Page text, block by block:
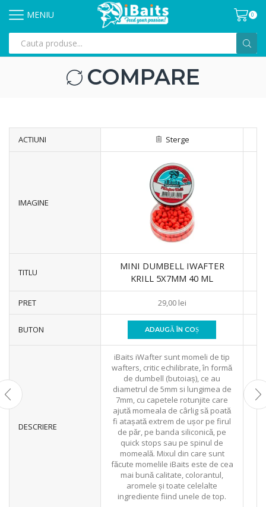
MENIU 0
COMPARE
ACTIUNI Sterge
IMAGINE
TITLU
MINI DUMBELL IWAFTER
KRILL 5X7MM 40 ML
PRET 29,00 lei
BUTON ADAUGĂ ÎN COȘ
DESCRIERE
iBaits iWafter sunt momeli de tip
wafters, critic echilibrate, în formă
de dumbell (butoiaș), ce au
diametrul de 5mm si lungimea de
7mm, cu capetele rotunjite care
ajută momeala de cârlig să poată
fi atașată extrem de ușor pe firul
de păr, pe banda siliconică, pe
quick stops sau pe spinul de
momeală. Mixul din care sunt
făcute momelile iBaits este de cea
mai bună calitate, colorantul,
aromele și toate celelalte
ingrediente fiind unele de top.